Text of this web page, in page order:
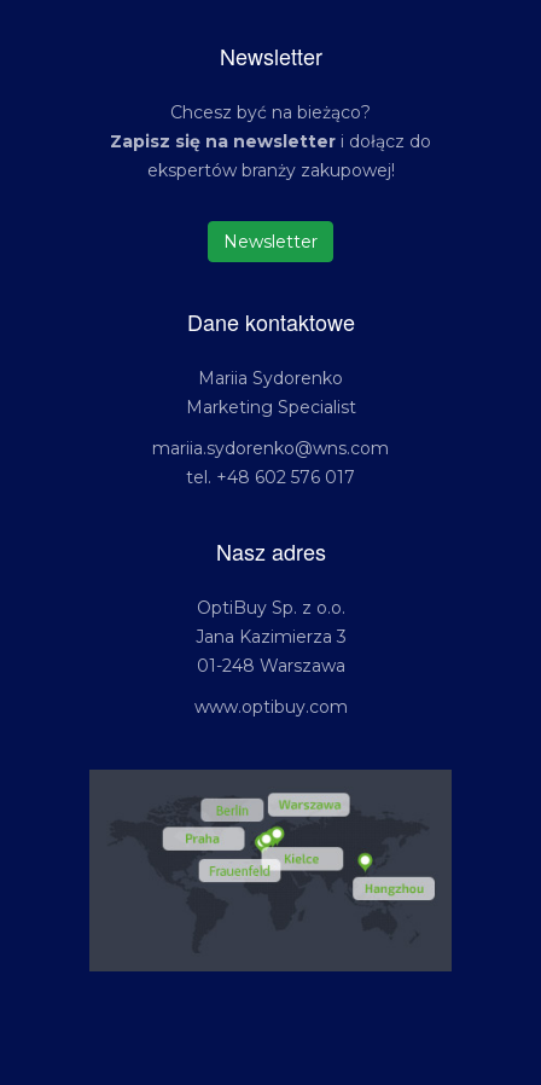
Newsletter
Chcesz być na bieżąco?
Zapisz się na newsletter i dołącz do
ekspertów branży zakupowej!
Newsletter
Dane kontaktowe
Mariia Sydorenko
Marketing Specialist
mariia.sydorenko@wns.com
tel. +48 602 576 017
Nasz adres
OptiBuy Sp. z o.o.
Jana Kazimierza 3
01-248 Warszawa
www.optibuy.com